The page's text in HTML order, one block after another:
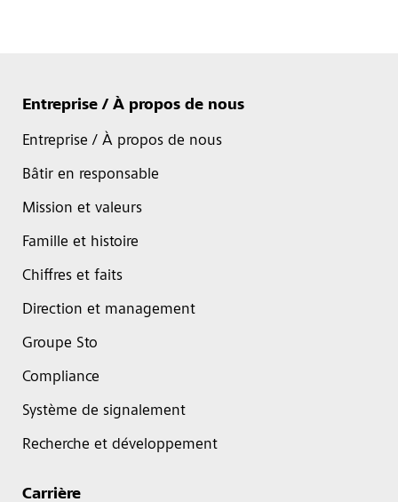
Entreprise / À propos de nous
Entreprise / À propos de nous
Bâtir en responsable
Mission et valeurs
Famille et histoire
Chiffres et faits
Direction et management
Groupe Sto
Compliance
Système de signalement
Recherche et développement
Carrière